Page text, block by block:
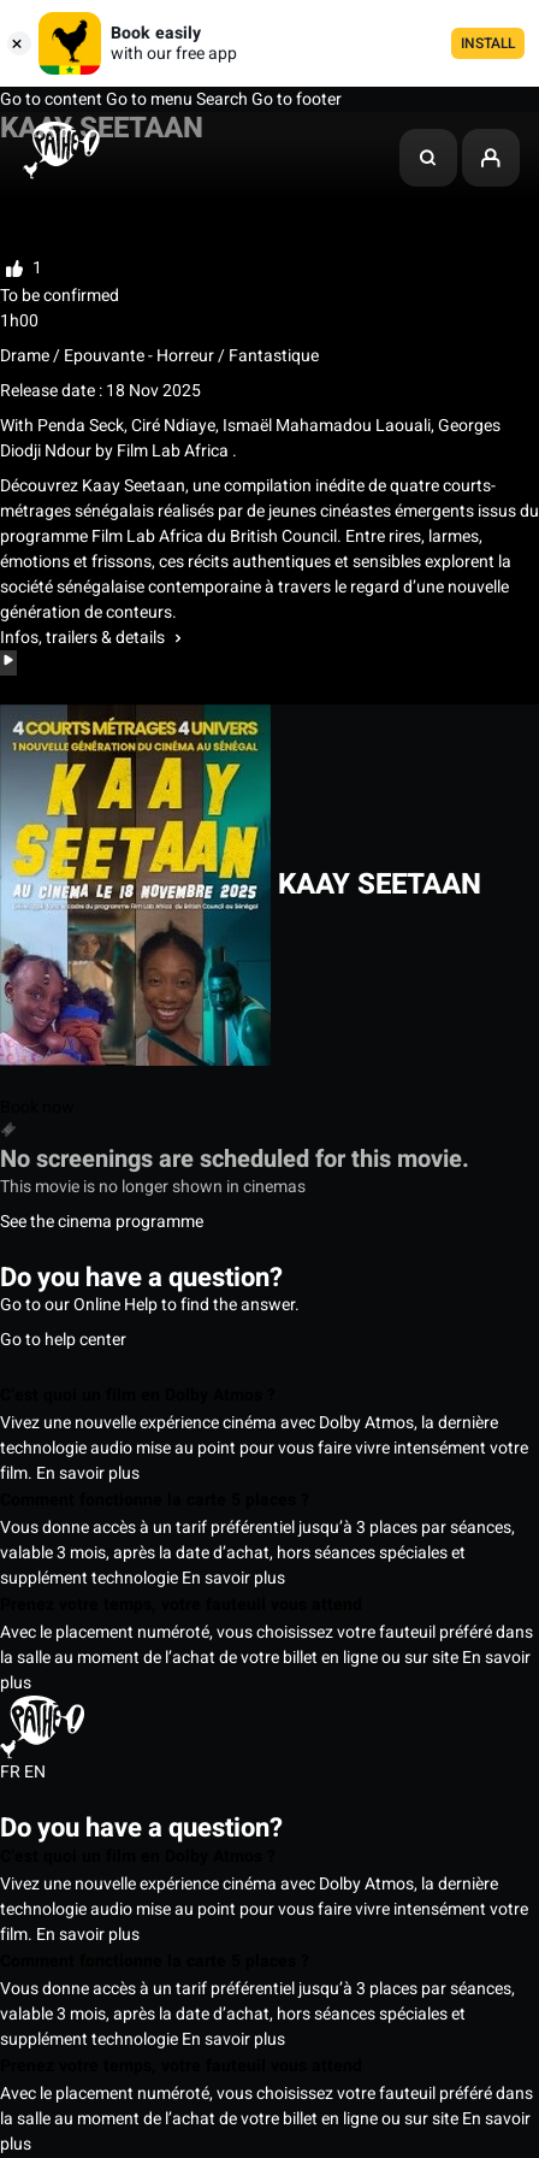
Book easily
with our free app
INSTALL
Go to contentGo to menuSearchGo to footer
KAAY SEETAAN
My list
1
To be confirmed
1h00
Drame / Epouvante - Horreur / Fantastique
Release date : 18 Nov 2025
With Penda Seck, Ciré Ndiaye, Ismaël Mahamadou Laouali, Georges
Diodji NdourbyFilm Lab Africa .
Découvrez Kaay Seetaan, une compilation inédite de quatre courts-
métrages sénégalais réalisés par de jeunes cinéastes émergents issus du
programme Film Lab Africa du British Council. Entre rires, larmes,
émotions et frissons, ces récits authentiques et sensibles explorent la
société sénégalaise contemporaine à travers le regard d’une nouvelle
génération de conteurs.
Infos, trailers & details
KAAY SEETAAN
No screenings are scheduled for this movie.
This movie is no longer shown in cinemas
See the cinema programme
Do you have a question?
Go to our Online Help to find the answer.
Go to help center
Vivez une nouvelle expérience cinéma avec Dolby Atmos, la dernière
technologie audio mise au point pour vous faire vivre intensément votre
film. En savoir plus
Vous donne accès à un tarif préférentiel jusqu’à 3 places par séances,
valable 3 mois, après la date d’achat, hors séances spéciales et
supplément technologieEn savoir plus
Avec le placement numéroté, vous choisissez votre fauteuil préféré dans
la salle au moment de l’achat de votre billet en ligne ou sur siteEn savoir
plus
FREN
Do you have a question?
Vivez une nouvelle expérience cinéma avec Dolby Atmos, la dernière
technologie audio mise au point pour vous faire vivre intensément votre
film. En savoir plus
Vous donne accès à un tarif préférentiel jusqu’à 3 places par séances,
valable 3 mois, après la date d’achat, hors séances spéciales et
supplément technologieEn savoir plus
Avec le placement numéroté, vous choisissez votre fauteuil préféré dans
la salle au moment de l’achat de votre billet en ligne ou sur siteEn savoir
plus